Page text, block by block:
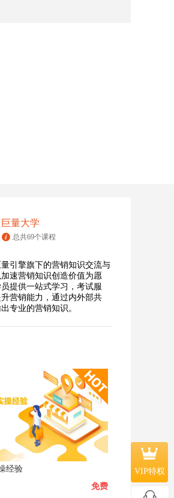
巨量大学
总共69个课程
引擎旗下的营销知识交流与
速营销知识创造价值为愿
提供一站式学习，考试服
营销能力，通过内外部共
专业的营销知识。
经验
免费
VIP特权